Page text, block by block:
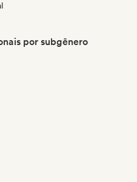
por subgênero